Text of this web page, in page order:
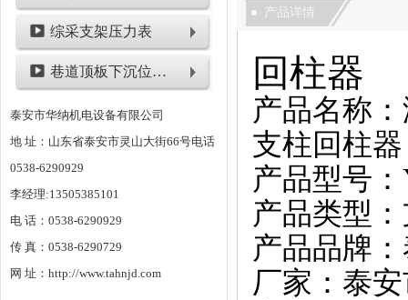
综采支架压力表
巷道顶板下沉位移类仪表
泰安市华纳机电设备有限公司
地 址：山东省泰安市灵山大街66号电话
0538-6290929
李经理:13505385101
电 话：0538-6290929
传 真：0538-6290729
网 址：http://www.tahnjd.com
产品详情
回柱器
产品名称
支柱回柱
产品型号
产品类型
产品品牌
厂家：泰